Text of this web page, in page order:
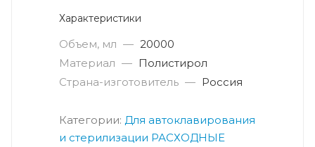
Характеристики
Объем, мл — 20000
Материал — Полистирол
Страна-изготовитель — Россия
Категории: Для автоклавирования
и стерилизации РАСХОДНЫЕ